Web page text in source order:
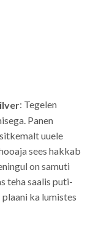
: Tegelen
Panen
uuele
sees hakkab
on samuti
teha saalis puti-
ka lumistes